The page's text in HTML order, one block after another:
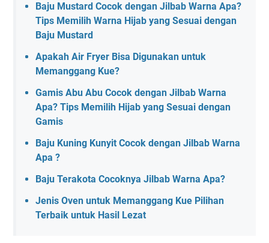
Baju Mustard Cocok dengan Jilbab Warna Apa?
Tips Memilih Warna Hijab yang Sesuai dengan
Baju Mustard
Apakah Air Fryer Bisa Digunakan untuk
Memanggang Kue?
Gamis Abu Abu Cocok dengan Jilbab Warna
Apa? Tips Memilih Hijab yang Sesuai dengan
Gamis
Baju Kuning Kunyit Cocok dengan Jilbab Warna
Apa ?
Baju Terakota Cocoknya Jilbab Warna Apa?
Jenis Oven untuk Memanggang Kue Pilihan
Terbaik untuk Hasil Lezat